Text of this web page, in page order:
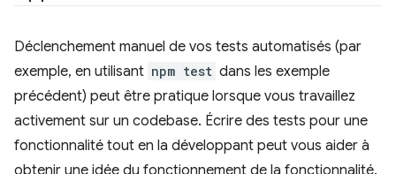
Déclenchement manuel de vos tests automatisés (par
exemple, en utilisant npm test dans les exemple
précédent) peut être pratique lorsque vous travaillez
activement sur un codebase. Écrire des tests pour une
fonctionnalité tout en la développant peut vous aider à
obtenir une idée du fonctionnement de la fonctionnalité.